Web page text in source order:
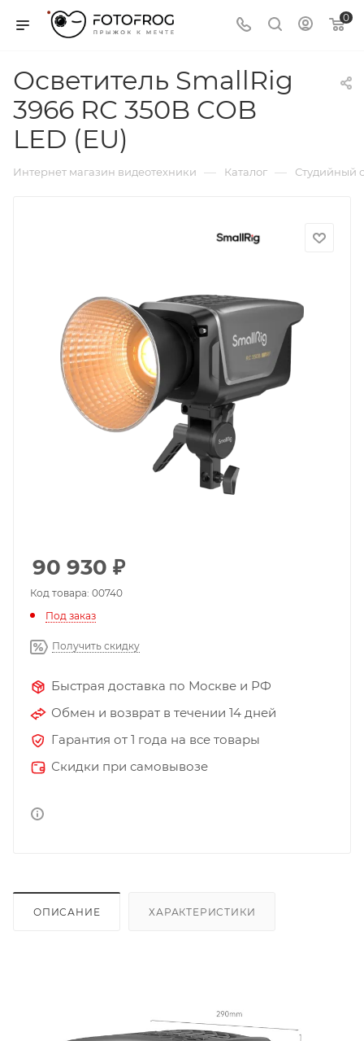
0
Осветитель SmallRig
3966 RC 350B COB
LED (EU)
Интернет магазин видеотехники — Каталог — Студийный
90 930 ₽
Код товара: 00740
Под заказ
Получить скидку
Быстрая доставка по Москве и РФ
Обмен и возврат в течении 14 дней
Гарантия от 1 года на все товары
Скидки при самовывозе
ОПИСАНИЕ ХАРАКТЕРИСТИКИ